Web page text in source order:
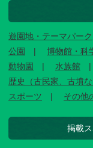
遊園地・テーマパーク
公園
博物館・科
動物園
水族館
歴史（古民家、古墳な
スポーツ
その他
掲載